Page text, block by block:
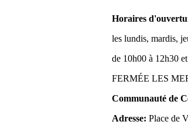
Horaires
les lundis, mardis,
de 10h00 à 12h30
FERMÉE LES
Communauté de
Adresse: Place de